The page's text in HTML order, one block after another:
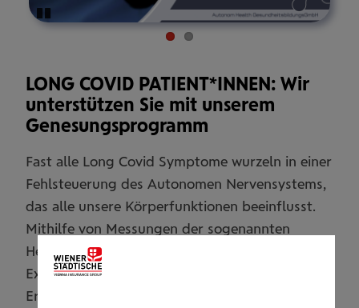
LONG COVID PATIENT*INNEN: Wir
unterstützen Sie mit unserem
Genesungsprogramm
Fast alle Long Covid Symptome wurzeln in einer
Fehlsteuerung des Autonomen Nervensystems,
das alle unsere Körperfunktionen beeinflusst.
Mithilfe von Messungen der sogenannten
Herzratenvariabilität (HRV) und unserer
Expertise in der Behandlung chronischer
Erschöpfungszustände gelingt es, ein an Ihre